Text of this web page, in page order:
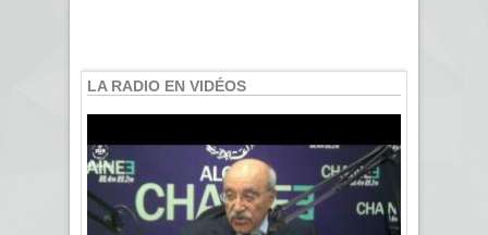
LA RADIO EN VIDÉOS